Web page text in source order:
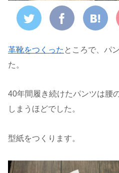
革靴をつくった ところで、パ
た。
40年間履き続けたパンツは腰
しまうほどでした。
型紙をつくります。